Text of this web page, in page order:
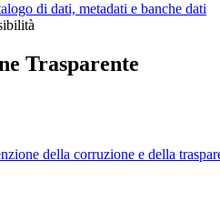
di dati, metadati e banche dati
Trasparente
della corruzione e della